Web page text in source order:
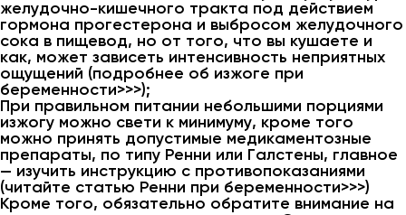
желудочно-кишечного тракта под действием
гормона прогестерона и выбросом желудочного
сока в пищевод, но от того, что вы кушаете и
как, может зависеть интенсивность неприятных
ощущений (подробнее об изжоге при
беременности>>>);
При правильном питании небольшими порциями
изжогу можно свети к минимуму, кроме того
можно принять допустимые медикаментозные
препараты, по типу Ренни или Галстены, главное
— изучить инструкцию с противопоказаниями
(читайте статью Ренни при беременности>>>)
Кроме того, обязательно обратите внимание на